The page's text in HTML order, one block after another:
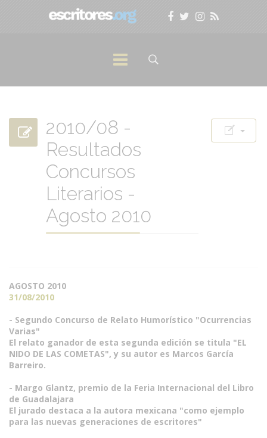
2010/08 -
Resultados
Concursos
Literarios -
Agosto 2010
AGOSTO 2010
31/08/2010
- Segundo Concurso de Relato Humorístico "Ocurrencias
Varias"
El relato ganador de esta segunda edición se titula "EL
NIDO DE LAS COMETAS", y su autor es Marcos García
Barreiro.
- Margo Glantz, premio de la Feria Internacional del Libro
de Guadalajara
El jurado destaca a la autora mexicana "como ejemplo
para las nuevas generaciones de escritores"